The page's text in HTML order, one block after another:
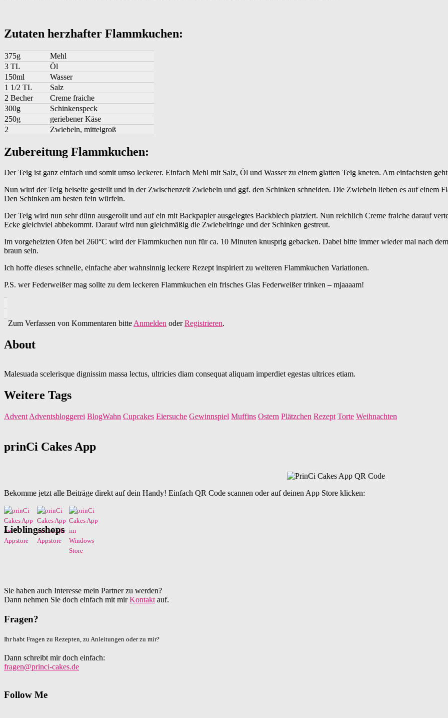
Zutaten herzhafter Flammkuchen:
375g
Mehl
3 TL
Öl
150ml
Wasser
1 1/2 TL
Salz
2 Becher
Creme fraiche
300g
Schinkenspeck
250g
geriebener Käse
2
Zwiebeln, mittelgroß
Zubereitung Flammkuchen:
Der Teig ist ganz einfach und somit umso leckerer. Einfach Mehl mit Salz, Öl und Wasser zu einem glatten Teig kneten. Am einfachsten
Nun wird der Teig beiseite gestellt und in der Zwischenzeit Zwiebeln und ggf. den Schinken schneiden. Die Zwiebeln lieben es auf einem
Den Schinken am besten fein würfeln.
Der Teig wird nun sehr dünn ausgerollt und auf ein mit Backpapier ausgelegtes Backblech platziert. Nun reichlich Creme fraiche darauf
Ecke gleichviel abbekommt. Darauf wird nun gleichmäßig die Zwiebelringe und der Schinken gestreut.
Im vorgeheizten Ofen bei 260°C wird der Flammkuchen nun für ca. 10 Minuten knusprig gebacken. Dabei bitte immer wieder mal nach
braun sein.
Ich hoffe dieses schnelle, einfache aber wahnsinnig leckere Rezept inspiriert zu weiteren Flammkuchen Variationen.
P.S. wer Federweißer mag sollte zu dem leckeren Flammkuchen ein frisches Glas Federweißer trinken – mjaaaam!
Zum Verfassen von Kommentaren bitteAnmelden oderRegistrieren.
About
Malesuada scelerisque dignissim massa lectus, ultricies diam consequat aliquam imperdiet egestas ultrices etiam.
Weitere Tags
Advent Adventsbloggerei BlogWahn Cupcakes Eiersuche Gewinnspiel Muffins Ostern Plätzchen Rezept Torte Weihnachten
prinCi Cakes App
Bekomme jetzt alle Beiträge direkt auf dein Handy! Einfach QR Code scannen oder auf deinen App Store klicken:
Lieblingsshops
Sie haben auch Interesse mein Partner zu werden?
Dann nehmen Sie doch einfach mit mirKontakt auf.
Fragen?
Ihr habt Fragen zu Rezepten, zu Anleitungen oder zu mir?
Dann schreibt mir doch einfach:
fragen@princi-cakes.de
Follow Me